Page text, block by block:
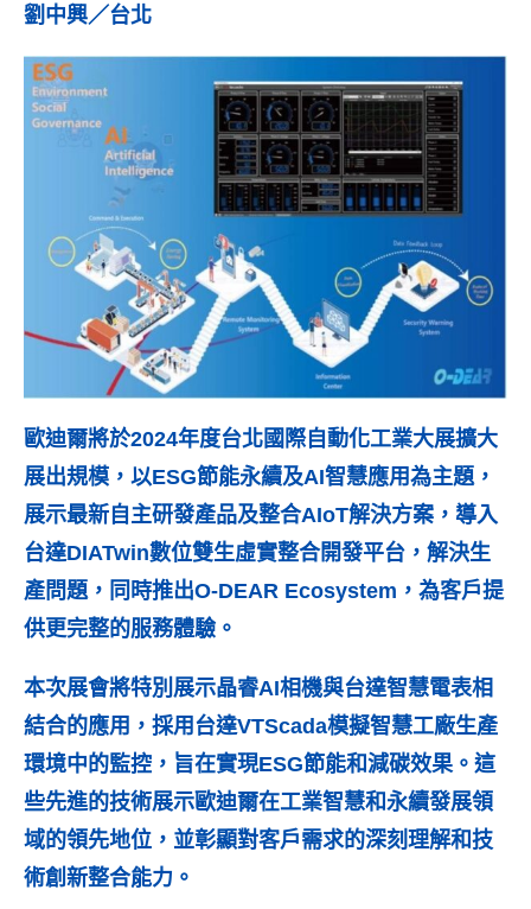
劉中興／台北
歐迪爾將於2024年度台北國際自動化工業大展擴大
展出規模，以ESG節能永續及AI智慧應用為主題，
展示最新自主研發產品及整合AIoT解決方案，導入
台達DIATwin數位雙生虛實整合開發平台，解決生
產問題，同時推出O-DEAR Ecosystem，為客戶提
供更完整的服務體驗。
本次展會將特別展示晶睿AI相機與台達智慧電表相
結合的應用，採用台達VTScada模擬智慧工廠生產
環境中的監控，旨在實現ESG節能和減碳效果。這
些先進的技術展示歐迪爾在工業智慧和永續發展領
域的領先地位，並彰顯對客戶需求的深刻理解和技
術創新整合能力。